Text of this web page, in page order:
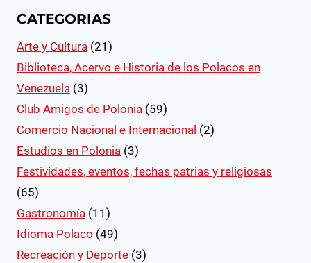
CATEGORIAS
Arte y Cultura (21)
Biblioteca, Acervo e Historia de los Polacos en
Venezuela (3)
Club Amigos de Polonia (59)
Comercio Nacional e Internacional (2)
Estudios en Polonia (3)
Festividades, eventos, fechas patrias y religiosas
(65)
Gastronomía (11)
Idioma Polaco (49)
Recreación y Deporte (3)